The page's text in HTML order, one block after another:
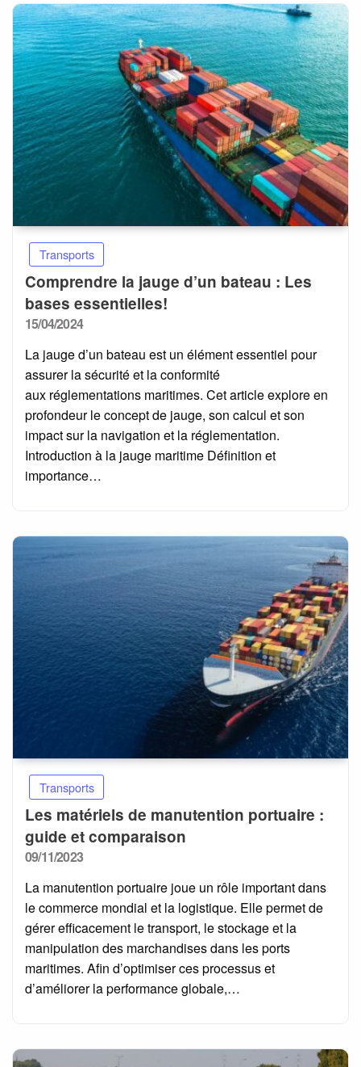
Transports
Comprendre la jauge d’un bateau : Les
bases essentielles!
Posted
15/04/2024
La jauge d’un bateau est un élément essentiel pour
assurer la sécurité et la conformité
aux réglementations maritimes. Cet article explore en
profondeur le concept de jauge, son calcul et son
impact sur la navigation et la réglementation.
Introduction à la jauge maritime Définition et
importance…
Transports
Les matériels de manutention portuaire :
guide et comparaison
Posted
09/11/2023
La manutention portuaire joue un rôle important dans
le commerce mondial et la logistique. Elle permet de
gérer efficacement le transport, le stockage et la
manipulation des marchandises dans les ports
maritimes. Afin d’optimiser ces processus et
d’améliorer la performance globale,…